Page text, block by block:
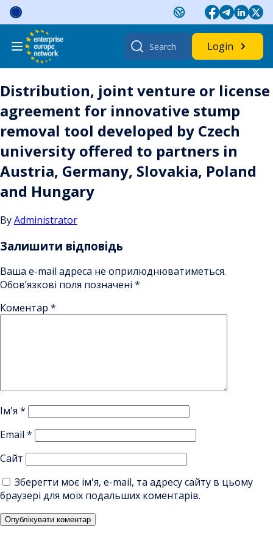
Skip
content
Search
for:
Login
Distribution, joint venture or license
agreement for innovative stump
removal tool developed by Czech
university offered to partners in
Austria, Germany, Slovakia, Poland
and Hungary
ByAdministrator
Залишити відповідь
Ваша e-mail адреса не оприлюднюватиметься.
Обов’язкові поля позначені *
Коментар *
Ім'я *
Email *
Сайт
Зберегти моє ім'я, e-mail, та адресу сайту в цьому
браузері для моїх подальших коментарів.